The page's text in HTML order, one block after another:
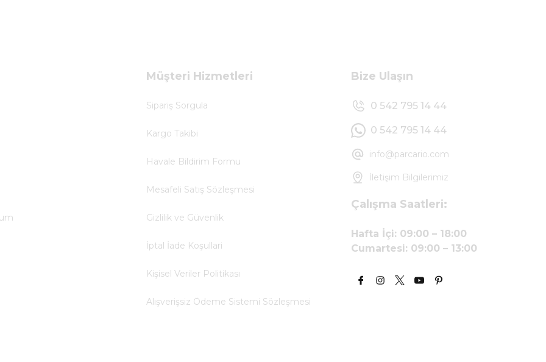
Müşteri Hizmetleri
Sipariş Sorgula
Kargo Takibi
Havale Bildirim Formu
Mesafeli Satış Sözleşmesi
Gizlilik ve Güvenlik
İptal İade Koşullari
Kişisel Veriler Politikası
Alışverişsiz Ödeme Sistemi Sözleşmesi
Bize Ulaşın
0 542 795 14 44
0 542 795 14 44
info@parcario.com
İletişim Bilgilerimiz
Çalışma Saatleri:
Hafta İçi: 09:00 – 18:00
Cumartesi: 09:00 – 13:00